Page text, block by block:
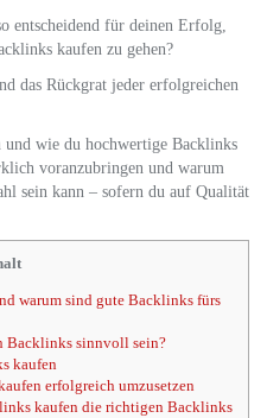
entscheidend für deinen Erfolg,
kaufen zu gehen?
das Rückgrat jeder erfolgreichen
wie du hochwertige Backlinks
voranzubringen und warum
sein kann – sofern du auf Qualität
warum sind gute Backlinks fürs
Backlinks sinnvoll sein?
kaufen
erfolgreich umzusetzen
kaufen die richtigen Backlinks